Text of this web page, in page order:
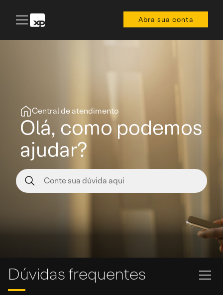
Abra sua conta
Central de atendimento
Olá, como podemos
ajudar?
Dúvidas frequentes